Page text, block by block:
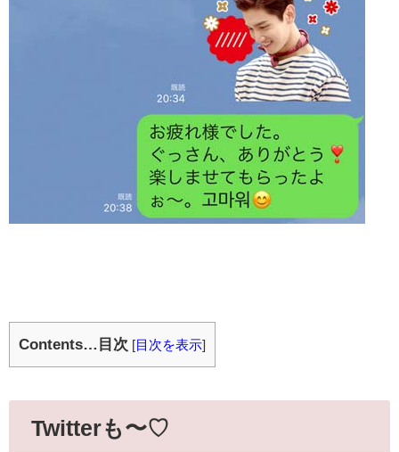
Contents…目次 [目次を表示]
Twitterも〜♡